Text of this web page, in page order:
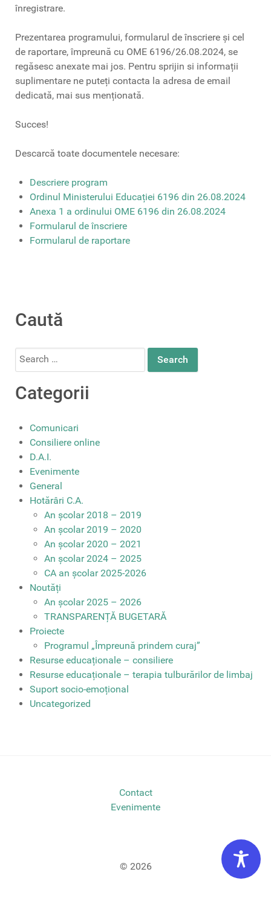
înregistrare.
Prezentarea programului, formularul de înscriere și cel
de raportare, împreună cu OME 6196/26.08.2024, se
regăsesc anexate mai jos. Pentru sprijin si informații
suplimentare ne puteți contacta la adresa de email
dedicată, mai sus menționată.
Succes!
Descarcă toate documentele necesare:
Descriere program
Ordinul Ministerului Educației 6196 din 26.08.2024
Anexa 1 a ordinului OME 6196 din 26.08.2024
Formularul de înscriere
Formularul de raportare
Caută
Search
Categorii
Comunicari
Consiliere online
D.A.I.
Evenimente
General
Hotărâri C.A.
An școlar 2018 – 2019
An școlar 2019 – 2020
An școlar 2020 – 2021
An școlar 2024 – 2025
CA an școlar 2025-2026
Noutăți
An școlar 2025 – 2026
TRANSPARENȚĂ BUGETARĂ
Proiecte
Programul „Împreună prindem curaj”
Resurse educaționale – consiliere
Resurse educaționale – terapia tulburărilor de limbaj
Suport socio-emoțional
Uncategorized
Contact
Evenimente
© 2026